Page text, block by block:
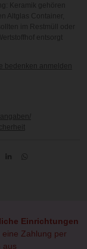
Keramik gehören
Altglas Container,
im Restmüll oder
entsorgt
bedenken anmelden
T
Einrichtungen
Zahlung per
aus